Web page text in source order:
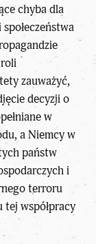
chyba dla
zauważyć,
decyzji o
w
a Niemcy w
państw
i
terroru
tej współpracy